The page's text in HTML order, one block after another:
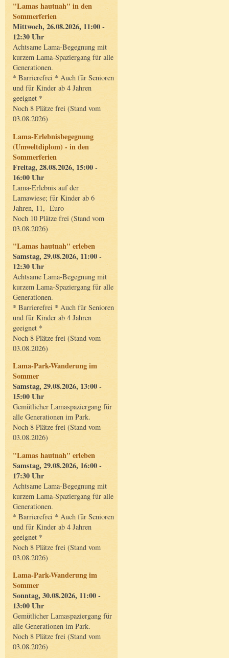
"Lamas hautnah" in den
Sommerferien
Mittwoch, 26.08.2026, 11:00 -
12:30 Uhr
Achtsame Lama-Begegnung mit
kurzem Lama-Spaziergang für alle
Generationen.
* Barrierefrei * Auch für Senioren
und für Kinder ab 4 Jahren
geeignet *
Noch 8 Plätze frei (Stand vom
03.08.2026)
Lama-Erlebnisbegegnung
(Umweltdiplom) - in den
Sommerferien
Freitag, 28.08.2026, 15:00 -
16:00 Uhr
Lama-Erlebnis auf der
Lamawiese; für Kinder ab 6
Jahren, 11,- Euro
Noch 10 Plätze frei (Stand vom
03.08.2026)
"Lamas hautnah" erleben
Samstag, 29.08.2026, 11:00 -
12:30 Uhr
Achtsame Lama-Begegnung mit
kurzem Lama-Spaziergang für alle
Generationen.
* Barrierefrei * Auch für Senioren
und für Kinder ab 4 Jahren
geeignet *
Noch 8 Plätze frei (Stand vom
03.08.2026)
Lama-Park-Wanderung im
Sommer
Samstag, 29.08.2026, 13:00 -
15:00 Uhr
Gemütlicher Lamaspaziergang für
alle Generationen im Park.
Noch 8 Plätze frei (Stand vom
03.08.2026)
"Lamas hautnah" erleben
Samstag, 29.08.2026, 16:00 -
17:30 Uhr
Achtsame Lama-Begegnung mit
kurzem Lama-Spaziergang für alle
Generationen.
* Barrierefrei * Auch für Senioren
und für Kinder ab 4 Jahren
geeignet *
Noch 8 Plätze frei (Stand vom
03.08.2026)
Lama-Park-Wanderung im
Sommer
Sonntag, 30.08.2026, 11:00 -
13:00 Uhr
Gemütlicher Lamaspaziergang für
alle Generationen im Park.
Noch 8 Plätze frei (Stand vom
03.08.2026)